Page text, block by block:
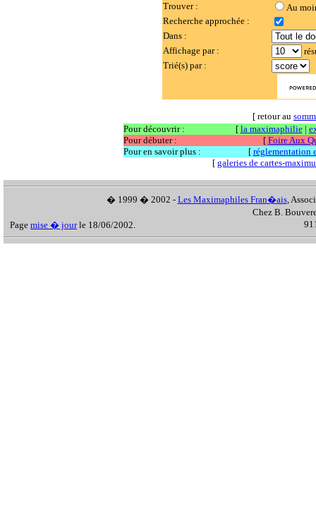
Trouver :
Au
Recherche approchée :
Dans :
Affichage par :
Trié(s) par :
[ retour au
Pour découvrir :
[ la maximaphilie|
Pour débuter :
[ Foire Aux
Pour en savoir plus :
[ réglementation
[ galeries de cartes-
� 1999 � 2002 - Les Maximaphiles Fran�ais,
Chez B.
Page mise � jourle 18/06/2002.